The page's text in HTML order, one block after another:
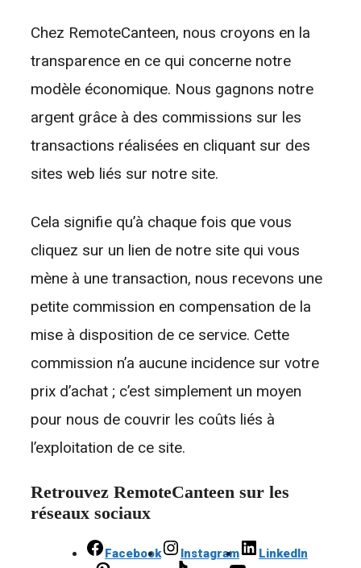
Chez RemoteCanteen, nous croyons en la
transparence en ce qui concerne notre
modèle économique. Nous gagnons notre
argent grâce à des commissions sur les
transactions réalisées en cliquant sur des
sites web liés sur notre site.
Cela signifie qu’à chaque fois que vous
cliquez sur un lien de notre site qui vous
mène à une transaction, nous recevons une
petite commission en compensation de la
mise à disposition de ce service. Cette
commission n’a aucune incidence sur votre
prix d’achat ; c’est simplement un moyen
pour nous de couvrir les coûts liés à
l’exploitation de ce site.
Retrouvez RemoteCanteen sur les
réseaux sociaux
Facebook Instagram
LinkedIn